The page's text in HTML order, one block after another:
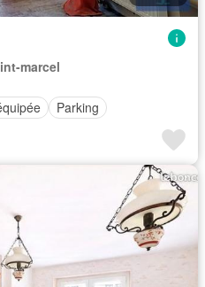
marcel
Parking